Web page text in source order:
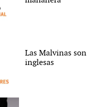
Las Malvinas son
inglesas